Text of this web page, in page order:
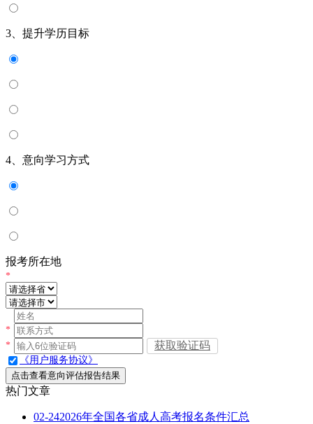
3、提升学历目标
4、意向学习方式
报考所在地
*
*
*
获取验证码
《用户服务协议》
点击查看意向评估报告结果
热门文章
02-242026年全国各省成人高考报名条件汇总